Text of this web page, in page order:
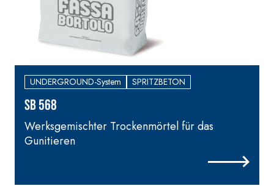
UNDERGROUND-System SPRITZBETON
SB 568
Werksgemischter Trockenmörtel für das
Gunitieren